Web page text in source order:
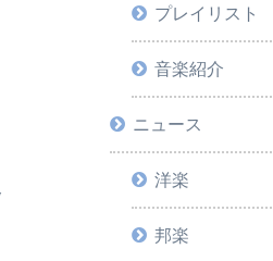
プレイリスト
音楽紹介
ニュース
洋楽
邦楽